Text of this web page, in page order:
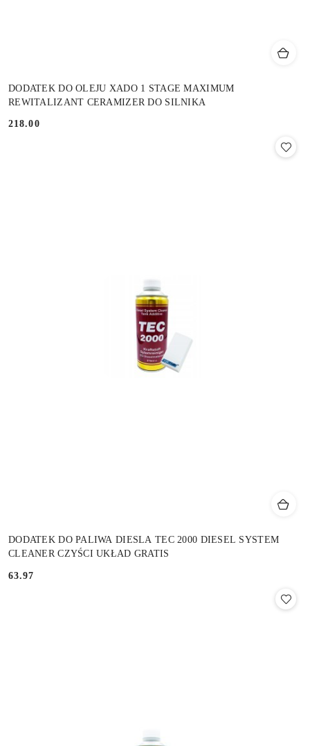
DODATEK DO OLEJU XADO 1 STAGE MAXIMUM
REWITALIZANT CERAMIZER DO SILNIKA
Cena:
218.00
DODATEK DO PALIWA DIESLA TEC 2000 DIESEL SYSTEM
CLEANER CZYŚCI UKŁAD GRATIS
Cena:
63.97